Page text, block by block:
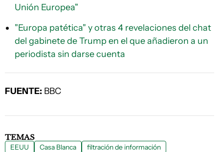
Unión Europea"
"Europa patética" y otras 4 revelaciones del chat
del gabinete de Trump en el que añadieron a un
periodista sin darse cuenta
FUENTE: BBC
TEMAS
EEUU Casa Blanca
filtración de información